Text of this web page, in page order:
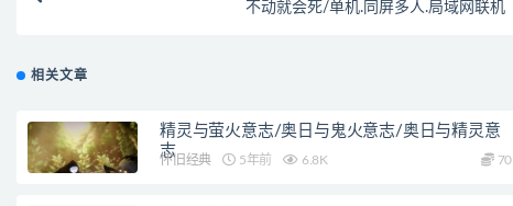
不动就会死/单机.同屏多人.局域网联机
相关文章
精灵与萤火意志/奥日与鬼火意志/奥日与精灵意
志
怀旧经典 5年前 6.8K 70